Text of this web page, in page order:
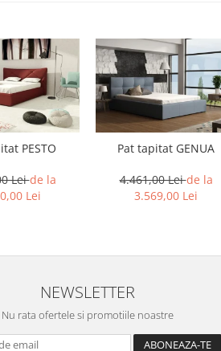
PESTO
Leide la
Lei
Pat tapitat GENUA
4.461,00 Leide la
3.569,00 Lei
NEWSLETTER
Nu rata ofertele si promotiile noastre